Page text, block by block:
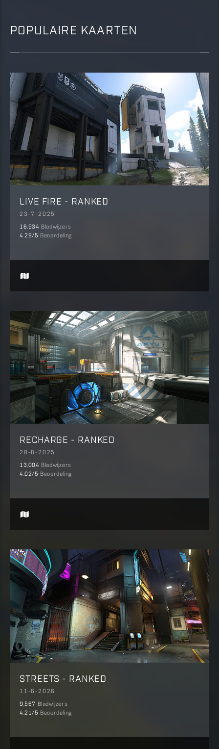
POPULAIRE KAARTEN
LIVE FIRE - RANKED
23-7-2025
16,934 Bladwijzers
4.29/5 Beoordeling
RECHARGE - RANKED
28-8-2025
13,004 Bladwijzers
4.02/5 Beoordeling
STREETS - RANKED
11-6-2026
9,567
Bladwijzers
4.21/5 Beoordeling